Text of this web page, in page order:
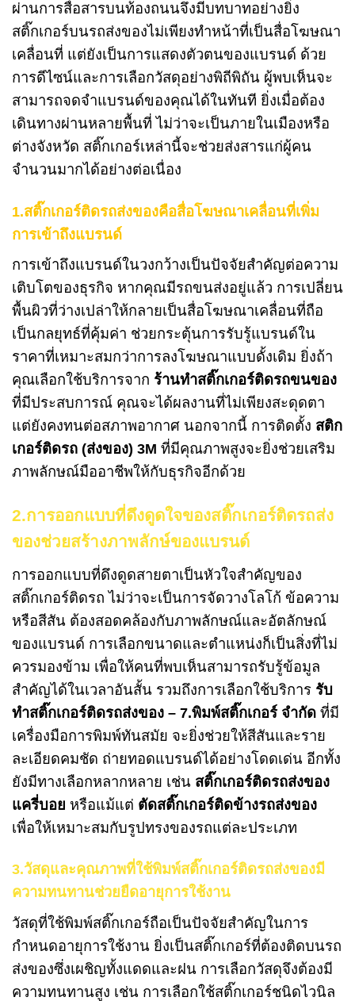
ผ่านการสื่อสารบนท้องถนนจึงมีบทบาทอย่างยิ่ง
สติ๊กเกอร์บนรถส่งของไม่เพียงทำหน้าที่เป็นสื่อโฆษณา
เคลื่อนที่ แต่ยังเป็นการแสดงตัวตนของแบรนด์ ด้วย
การดีไซน์และการเลือกวัสดุอย่างพิถีพิถัน ผู้พบเห็นจะ
สามารถจดจำแบรนด์ของคุณได้ในทันที ยิ่งเมื่อต้อง
เดินทางผ่านหลายพื้นที่ ไม่ว่าจะเป็นภายในเมืองหรือ
ต่างจังหวัด สติ๊กเกอร์เหล่านี้จะช่วยส่งสารแก่ผู้คน
จำนวนมากได้อย่างต่อเนื่อง
1.สติ๊กเกอร์ติดรถส่งของคือสื่อโฆษณาเคลื่อนที่เพิ่ม
การเข้าถึงแบรนด์
การเข้าถึงแบรนด์ในวงกว้างเป็นปัจจัยสำคัญต่อความ
เติบโตของธุรกิจ หากคุณมีรถขนส่งอยู่แล้ว การเปลี่ยน
พื้นผิวที่ว่างเปล่าให้กลายเป็นสื่อโฆษณาเคลื่อนที่ถือ
เป็นกลยุทธ์ที่คุ้มค่า ช่วยกระตุ้นการรับรู้แบรนด์ใน
ราคาที่เหมาะสมกว่าการลงโฆษณาแบบดั้งเดิม ยิ่งถ้า
คุณเลือกใช้บริการจาก ร้านทำสติ๊กเกอร์ติดรถขนของ
ที่มีประสบการณ์ คุณจะได้ผลงานที่ไม่เพียงสะดุดตา
แต่ยังคงทนต่อสภาพอากาศ นอกจากนี้ การติดตั้ง สติก
เกอร์ติดรถ (ส่งของ) 3M ที่มีคุณภาพสูงจะยิ่งช่วยเสริม
ภาพลักษณ์มืออาชีพให้กับธุรกิจอีกด้วย
2.การออกแบบที่ดึงดูดใจของสติ๊กเกอร์ติดรถส่ง
ของช่วยสร้างภาพลักษ์ของแบรนด์
การออกแบบที่ดึงดูดสายตาเป็นหัวใจสำคัญของ
สติ๊กเกอร์ติดรถ ไม่ว่าจะเป็นการจัดวางโลโก้ ข้อความ
หรือสีสัน ต้องสอดคล้องกับภาพลักษณ์และอัตลักษณ์
ของแบรนด์ การเลือกขนาดและตำแหน่งก็เป็นสิ่งที่ไม่
ควรมองข้าม เพื่อให้คนที่พบเห็นสามารถรับรู้ข้อมูล
สำคัญได้ในเวลาอันสั้น รวมถึงการเลือกใช้บริการ รับ
ทำสติ๊กเกอร์ติดรถส่งของ – 7.พิมพ์สติ๊กเกอร์ จำกัด ที่มี
เครื่องมือการพิมพ์ทันสมัย จะยิ่งช่วยให้สีสันและราย
ละเอียดคมชัด ถ่ายทอดแบรนด์ได้อย่างโดดเด่น อีกทั้ง
ยังมีทางเลือกหลากหลาย เช่น สติ๊กเกอร์ติดรถส่งของ
แครี่บอย หรือแม้แต่ ตัดสติ๊กเกอร์ติดข้างรถส่งของ
เพื่อให้เหมาะสมกับรูปทรงของรถแต่ละประเภท
3.วัสดุและคุณภาพที่ใช้พิมพ์สติ๊กเกอร์ติดรถส่งของมี
ความทนทานช่วยยืดอายุการใช้งาน
วัสดุที่ใช้พิมพ์สติ๊กเกอร์ถือเป็นปัจจัยสำคัญในการ
กำหนดอายุการใช้งาน ยิ่งเป็นสติ๊กเกอร์ที่ต้องติดบนรถ
ส่งของซึ่งเผชิญทั้งแดดและฝน การเลือกวัสดุจึงต้องมี
ความทนทานสูง เช่น การเลือกใช้สติ๊กเกอร์ชนิดไวนิล